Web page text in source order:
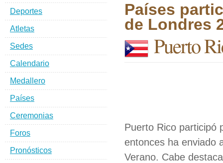
Países
de Londres
Puerto
Puerto Rico participó
entonces ha enviado
Verano. Cabe
Deportes
Atletas
Sedes
Calendario
Medallero
Países
Ceremonias
Foros
Pronósticos